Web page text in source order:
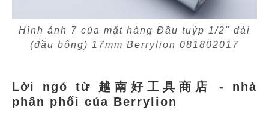
Hình ảnh 7 của mặt hàng Đầu tuýp 1/2" dài
(đầu bông) 17mm Berrylion 081802017
Lời ngỏ từ 越南好工具商店 - nhà
phân phối của Berrylion